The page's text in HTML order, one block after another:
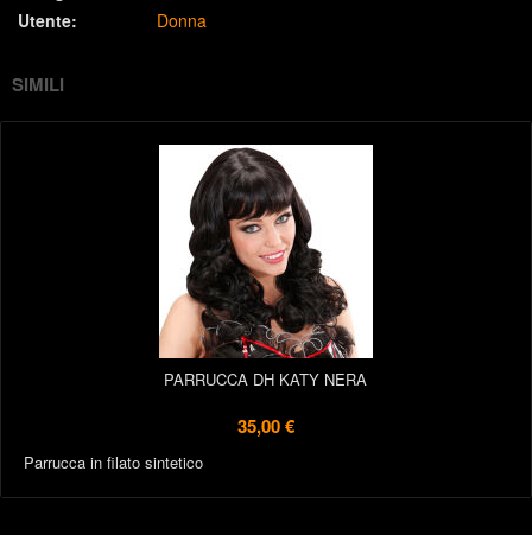
Utente:
Donna
SIMILI
PARRUCCA DH KATY NERA
35,00 €
Parrucca in filato sintetico